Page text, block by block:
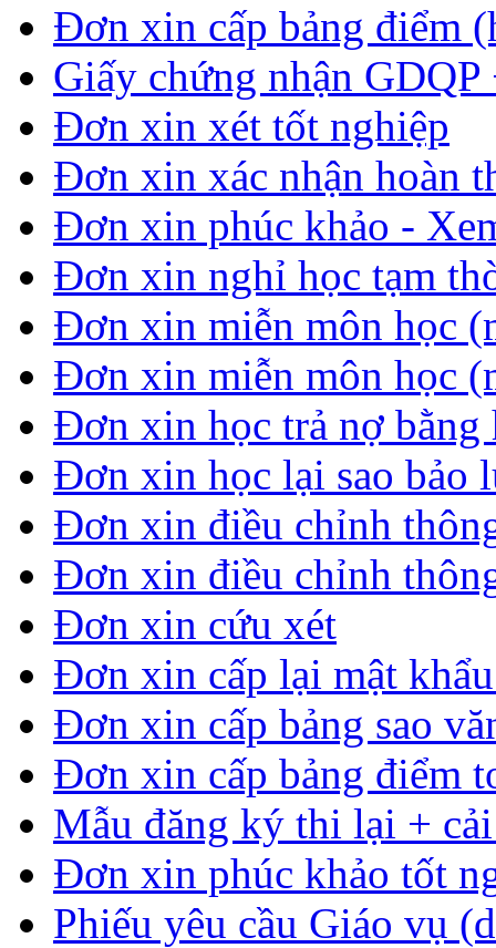
Đơn xin cấp bảng điểm
Giấy chứng nhận
Đơn xin xét tốt nghiệp
Đơn xin xác nhận hoàn
Đơn xin phúc khảo -
Đơn xin nghỉ học tạm
Đơn xin miễn môn học
Đơn xin miễn môn học
Đơn xin học trả nợ
Đơn xin học lại sao bảo
Đơn xin điều chỉnh
Đơn xin điều chỉnh
Đơn xin cứu xét
Đơn xin cấp lại mật
Đơn xin cấp bảng sao
Đơn xin cấp bảng điểm
Mẫu đăng ký thi lại +
Đơn xin phúc khảo tốt
Phiếu yêu cầu Giáo vụ